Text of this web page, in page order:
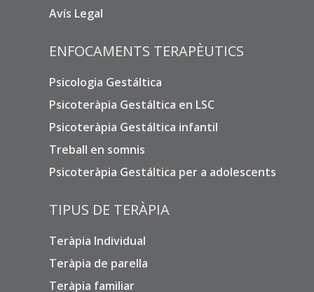
Avís Legal
ENFOCAMENTS TERAPÈUTICS
Psicologia Gestáltica
Psicoteràpia Gestáltica en LSC
Psicoteràpia Gestáltica infantil
Treball en somnis
Psicoteràpia Gestáltica per a adolescents
TIPUS DE TERÀPIA
Teràpia Individual
Teràpia de parella
Teràpia familiar